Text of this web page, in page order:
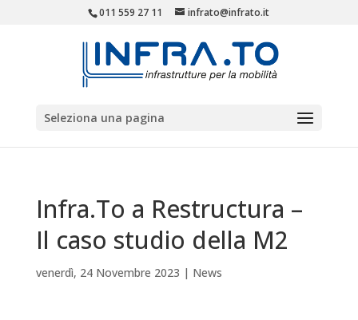
011 559 27 11 infrato@infrato.it
Seleziona una pagina
Infra.To a Restructura –
Il caso studio della M2
venerdì, 24 Novembre 2023 | News